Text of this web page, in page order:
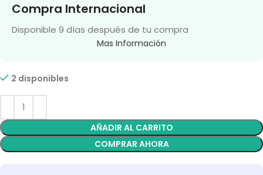
Compra Internacional
Disponible 9 días después de tu compra
Mas Información
2 disponibles
AÑADIR AL CARRITO
COMPRAR AHORA